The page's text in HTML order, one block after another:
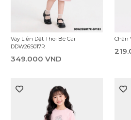
Váy Liền Dệt Thoi Bé Gái
DDW26S017R
349.000 VND
Chân